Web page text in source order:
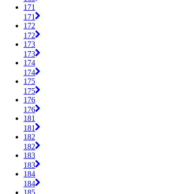
171
171
172
172
173
173
174
174
175
175
176
176
181
181
182
182
183
183
184
184
185